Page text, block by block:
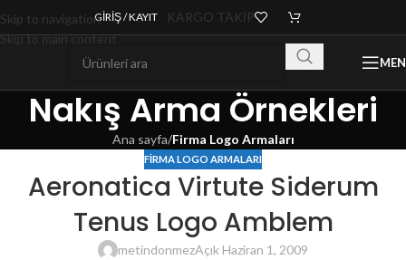
Skip to navigation
Skip to main content
GIRIŞ / KAYIT KARGO TAKİP
Nakış Arma Örnekleri
Ana sayfa/Firma Logo Armaları
FIRMA LOGO ARMALARI
Aeronatica Virtute Siderum
Tenus Logo Amblem
metindonmezAçık Haziran 1, 2009